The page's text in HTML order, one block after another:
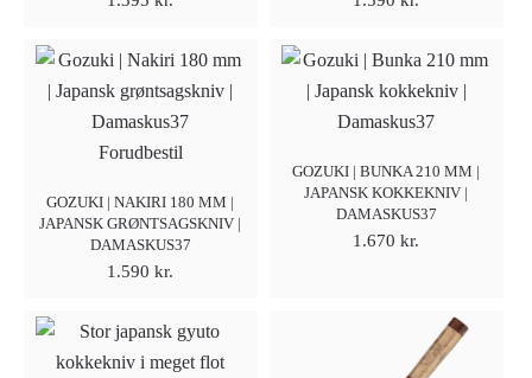
Forudbestil
GOZUKI | NAKIRI 180 MM |
JAPANSK GRØNTSAGSKNIV |
DAMASKUS37
1.590kr.
GOZUKI | BUNKA 210 MM |
JAPANSK KOKKEKNIV |
DAMASKUS37
1.670kr.